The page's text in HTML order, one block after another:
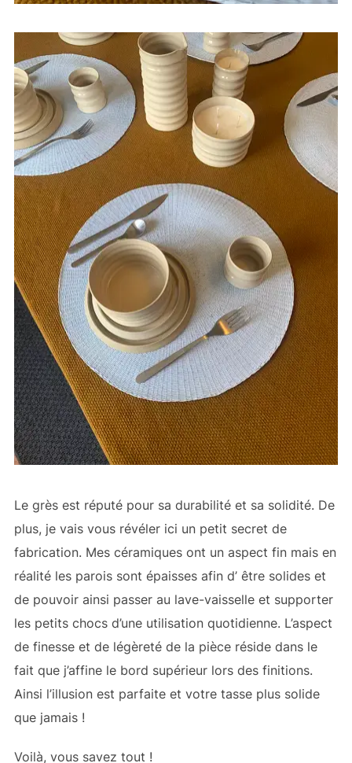
Le grès est réputé pour sa durabilité et sa solidité. De
plus, je vais vous révéler ici un petit secret de
fabrication. Mes céramiques ont un aspect fin mais en
réalité les parois sont épaisses afin d’ être solides et
de pouvoir ainsi passer au lave-vaisselle et supporter
les petits chocs d’une utilisation quotidienne. L’aspect
de finesse et de légèreté de la pièce réside dans le
fait que j’affine le bord supérieur lors des finitions.
Ainsi l’illusion est parfaite et votre tasse plus solide
que jamais !
Voilà, vous savez tout !